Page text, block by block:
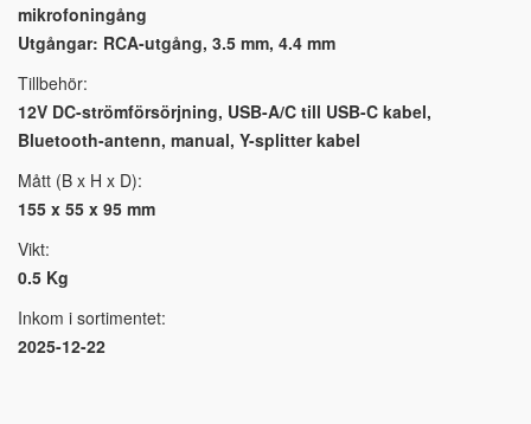
mikrofoningång
Utgångar: RCA-utgång, 3.5 mm, 4.4 mm
Tillbehör:
12V DC-strömförsörjning, USB-A/C till USB-C kabel,
Bluetooth-antenn, manual, Y-splitter kabel
Mått (B x H x D):
155 x 55 x 95 mm
Vikt:
0.5 Kg
Inkom i sortimentet:
2025-12-22